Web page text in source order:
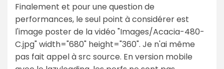
Finalement et pour une question de
performances, le seul point à considérer est
l'image poster de la vidéo "Images/Acacia-480-
C.jpg" width="680" height="360". Je n'ai même
pas fait appel à src source. En version mobile